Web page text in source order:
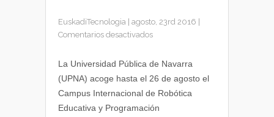
EuskadiTecnologia agosto, 23rd 2016
Comentarios desactivadosen
de
Scratch/BYOB/SNAP
en
la
La Universidad Pública de Navarra
(UPNA) acoge hasta el 26 de agosto el
Campus Internacional de Robótica
Educativa y Programación